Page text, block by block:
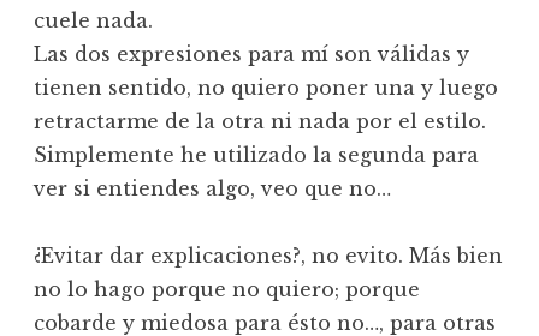
cuele nada.
Las dos expresiones para mí son válidas y
tienen sentido, no quiero poner una y luego
retractarme de la otra ni nada por el estilo.
Simplemente he utilizado la segunda para
ver si entiendes algo, veo que no…
¿Evitar dar explicaciones?, no evito. Más bien
no lo hago porque no quiero; porque
cobarde y miedosa para ésto no…, para otras